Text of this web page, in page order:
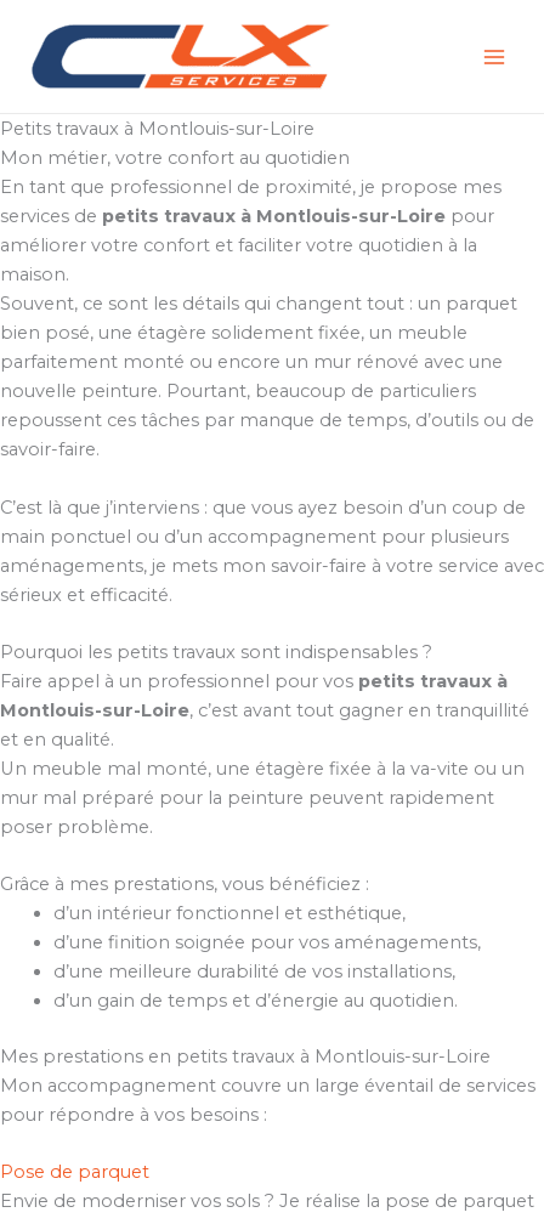
contenu
Petits travaux à Montlouis-sur-Loire
Mon métier, votre confort au quotidien
En tant que professionnel de proximité, je propose mes
services de petits travaux à Montlouis-sur-Loire pour
améliorer votre confort et faciliter votre quotidien à la
maison.
Souvent, ce sont les détails qui changent tout : un parquet
bien posé, une étagère solidement fixée, un meuble
parfaitement monté ou encore un mur rénové avec une
nouvelle peinture. Pourtant, beaucoup de particuliers
repoussent ces tâches par manque de temps, d’outils ou de
savoir-faire.
C’est là que j’interviens : que vous ayez besoin d’un coup de
main ponctuel ou d’un accompagnement pour plusieurs
aménagements, je mets mon savoir-faire à votre service avec
sérieux et efficacité.
Pourquoi les petits travaux sont indispensables ?
Faire appel à un professionnel pour vos petits travaux à
Montlouis-sur-Loire, c’est avant tout gagner en tranquillité
et en qualité.
Un meuble mal monté, une étagère fixée à la va-vite ou un
mur mal préparé pour la peinture peuvent rapidement
poser problème.
Grâce à mes prestations, vous bénéficiez :
d’un intérieur fonctionnel et esthétique,
d’une finition soignée pour vos aménagements,
d’une meilleure durabilité de vos installations,
d’un gain de temps et d’énergie au quotidien.
Mes prestations en petits travaux à Montlouis-sur-Loire
Mon accompagnement couvre un large éventail de services
pour répondre à vos besoins :
Pose de parquet
Envie de moderniser vos sols ? Je réalise la pose de parquet